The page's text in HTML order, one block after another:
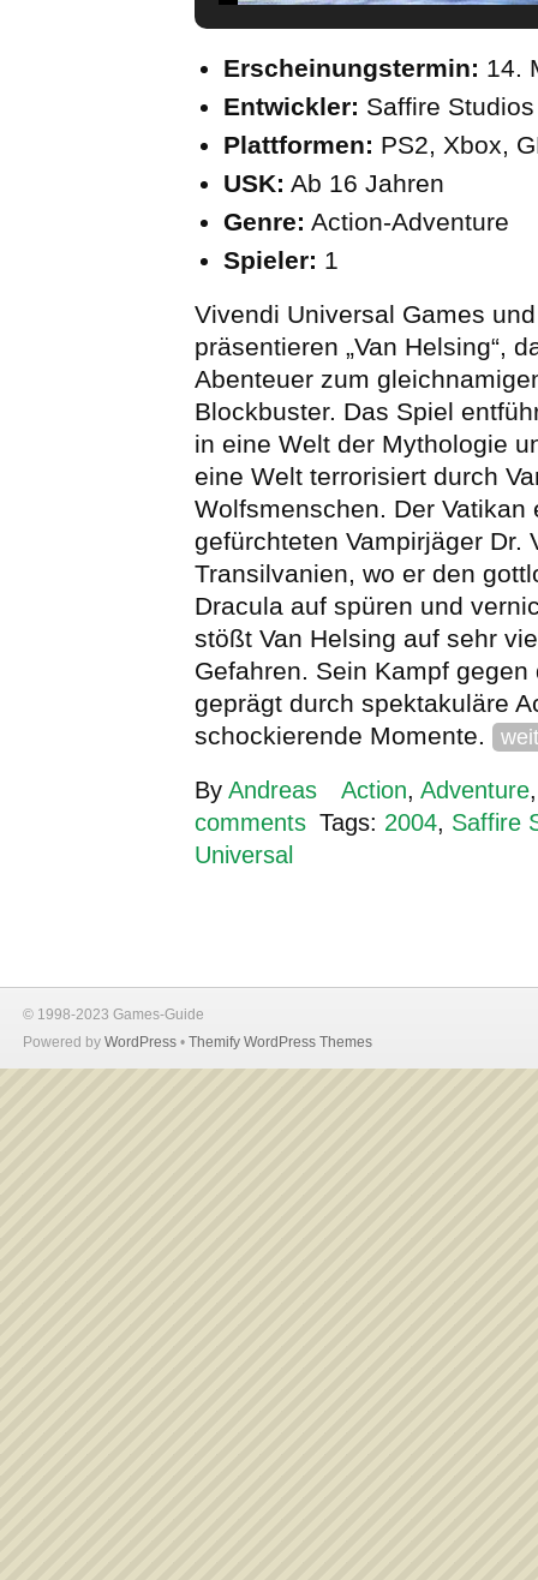
Erscheinungstermin: 14.
Entwickler: Saffire
Plattformen: PS2, Xbox,
USK: Ab 16 Jahren
Genre: Action-Adventure
Spieler: 1
Vivendi Universal Games
präsentieren „Van Helsing“,
Abenteuer zum
Blockbuster. Das Spiel
in eine Welt der Mythologie
eine Welt terrorisiert durch
Wolfsmenschen. Der Vatikan
gefürchteten Vampirjäger Dr.
Transilvanien, wo er den
Dracula auf spüren und
stößt Van Helsing auf sehr
Gefahren. Sein Kampf gegen
geprägt durch spektakuläre
schockierende Momente.
By Andreas Action, Adventure
comments Tags: 2004, Saffire
Universal
© 1998-2023 Games-Guide
Powered by WordPress • Themify WordPress Themes